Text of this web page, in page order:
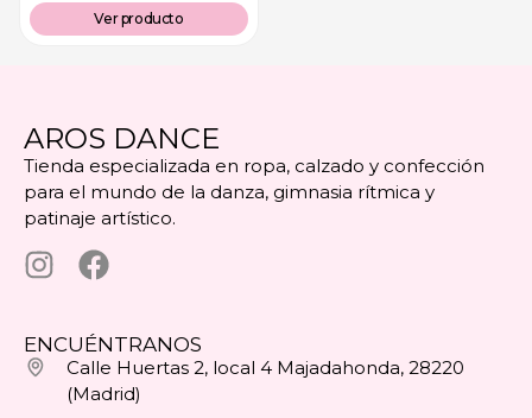
Ver producto
AROS DANCE
Tienda especializada en ropa, calzado y confección
para el mundo de la danza, gimnasia rítmica y
patinaje artístico.
ENCUÉNTRANOS
Calle Huertas 2, local 4 Majadahonda, 28220
(Madrid)